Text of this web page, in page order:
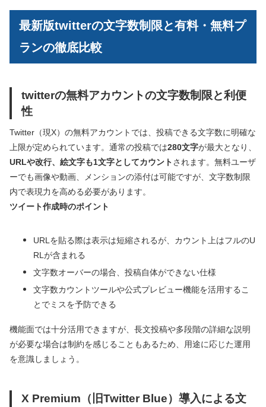
最新版twitterの文字数制限と有料・無料プ
ランの徹底比較
twitterの無料アカウントの文字数制限と利便
性
Twitter（現X）の無料アカウントでは、投稿できる文字数に明確な
上限が定められています。通常の投稿では280文字が最大となり、
URLや改行、絵文字も1文字としてカウントされます。無料ユーザ
ーでも画像や動画、メンションの添付は可能ですが、文字数制限
内で表現力を高める必要があります。
ツイート作成時のポイント
URLを貼る際は表示は短縮されるが、カウント上はフルのU
RLが含まれる
文字数オーバーの場合、投稿自体ができない仕様
文字数カウントツールや公式プレビュー機能を活用するこ
とでミスを予防できる
機能面では十分活用できますが、長文投稿や多段階の詳細な説明
が必要な場合は制約を感じることもあるため、用途に応じた運用
を意識しましょう。
X Premium（旧Twitter Blue）導入による文